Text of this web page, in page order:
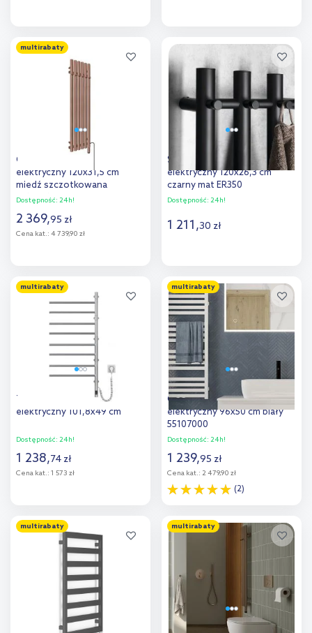
Dodaj do
porównania porównania
multirabaty
Oltens Stang (e) grzejnik
elektryczny 120x31,5 cm
miedź szczotkowana
55134610
Dostępność: 24h!
2 369,95 zł
Cena kat.: 4 739,90 zł
Dodaj do
porównania
Sapho Papinado grzejnik
elektryczny 120x26,3 cm
czarny mat ER350
Dostępność: 24h!
1 211,30 zł
Dodaj do
porównania
multirabaty
Thermoval TVX grzejnik
elektryczny 101,8x49 cm
Dostępność: 24h!
1 238,74 zł
Cena kat.: 1 573 zł
Dodaj do
porównania
multirabaty
Oltens Vanlig (e) grzejnik
elektryczny 96x50 cm biały
55107000
Dostępność: 24h!
1 239,95 zł
Cena kat.: 2 479,90 zł
(2)
Dodaj do
multirabaty multirabaty